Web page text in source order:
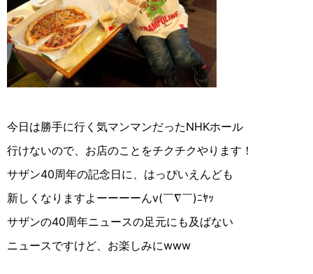
今日は勝手に行く気マンマンだったNHKホール
行けないので、お店のことをチクチクやります！
サザン40周年の記念日に、はっぴいえんども
新しくなりますよーーーーんv(￣∇︎￣)ﾆﾔｯ
サザンの40周年ニュースの足元にも及ばない
ニュースですけど、お楽しみにwww